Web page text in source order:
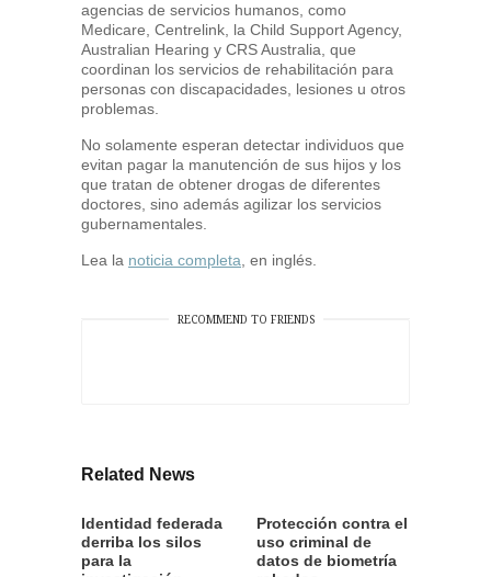
agencias de servicios humanos, como
Medicare, Centrelink, la Child Support Agency,
Australian Hearing y CRS Australia, que
coordinan los servicios de rehabilitación para
personas con discapacidades, lesiones u otros
problemas.
No solamente esperan detectar individuos que
evitan pagar la manutención de sus hijos y los
que tratan de obtener drogas de diferentes
doctores, sino además agilizar los servicios
gubernamentales.
Lea la noticia completa , en inglés.
RECOMMEND TO FRIENDS
Related News
Identidad federada
derriba los silos
para la
Protección contra el
uso criminal de
datos de biometría